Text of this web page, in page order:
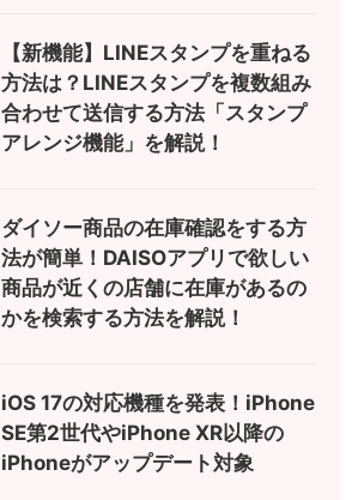
【新機能】LINEスタンプを重ねる
方法は？LINEスタンプを複数組み
合わせて送信する方法「スタンプ
アレンジ機能」を解説！
ダイソー商品の在庫確認をする方
法が簡単！DAISOアプリで欲しい
商品が近くの店舗に在庫があるの
かを検索する方法を解説！
iOS 17の対応機種を発表！iPhone
SE第2世代やiPhone XR以降の
iPhoneがアップデート対象